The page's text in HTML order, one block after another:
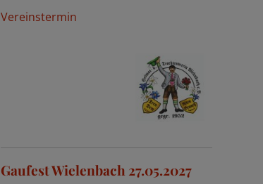
Vereinstermin
Gaufest Wielenbach 27.05.2027